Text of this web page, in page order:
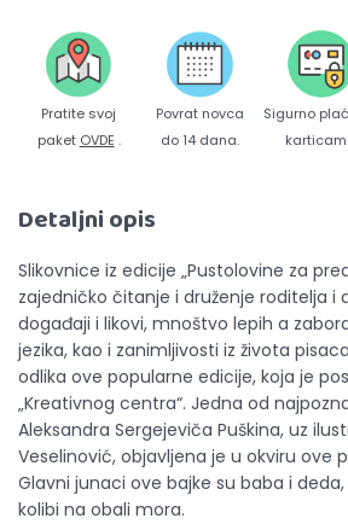
Pratite svoj
paket OVDE .
Povrat novca
do 14 dana.
Sigurno
Detaljni opis
Slikovnice iz edicije „Pustolovine za
zajedničko čitanje i druženje roditelja i
događaji i likovi, mnoštvo lepih a
jezika, kao i zanimljivosti iz života
odlika ove popularne edicije, koja je
„Kreativnog centra“. Jedna od
Aleksandra Sergejeviča Puškina, uz
Veselinović, objavljena je u okviru ove
Glavni junaci ove bajke su baba i
kolibi na obali mora.